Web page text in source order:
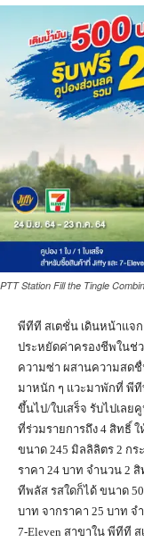
PTT Station Fill the Tingle
พีทีที สเตชั่น เดินหน้าแจ
ประหยัดค่าครองชีพในช่
ความซ่า ผสานความสดชื่
มาหนัก ๆ แวะมาพักที่ พีที
ขึ้นไป/ใบเสร็จ รับไปเล
ที่ร่วมรายการถึง 4 สิทธิ์
ขนาด 245 มิลลิลิตร 2 กร
ราคา 24 บาท จำนวน 2
ทีพลัส รสใดก็ได้ ขนาด
บาท จากราคา 25 บาท
7-Eleven สาขาใน พีทีที